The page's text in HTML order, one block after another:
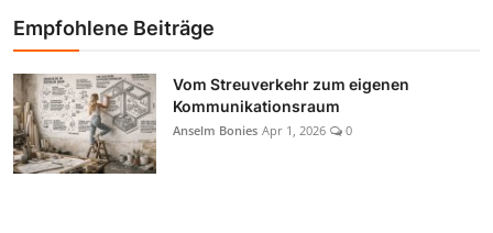
Empfohlene Beiträge
Vom Streuverkehr zum eigenen
Kommunikationsraum
Anselm Bonies Apr 1, 2026 0